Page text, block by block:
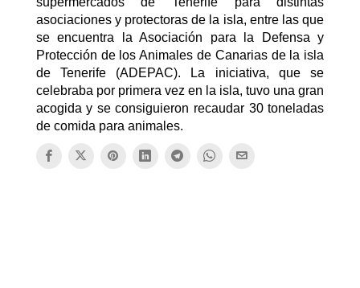
asociaciones y protectoras de la isla, entre las que
se encuentra la Asociación para la Defensa y
Protección de los Animales de Canarias de la isla
de Tenerife (ADEPAC). La iniciativa, que se
celebraba por primera vez en la isla, tuvo una gran
acogida y se consiguieron recaudar 30 toneladas
de comida para animales.